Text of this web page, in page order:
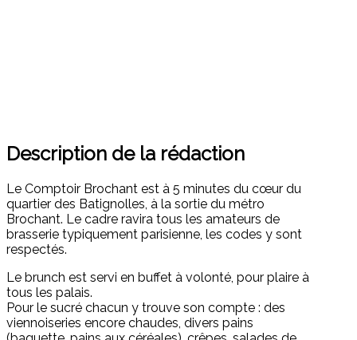
Description de la rédaction
Le Comptoir Brochant est à 5 minutes du cœur du
quartier des Batignolles, à la sortie du métro
Brochant. Le cadre ravira tous les amateurs de
brasserie typiquement parisienne, les codes y sont
respectés.
Le brunch est servi en buffet à volonté, pour plaire à
tous les palais.
Pour le sucré chacun y trouve son compte : des
viennoiseries encore chaudes, divers pains